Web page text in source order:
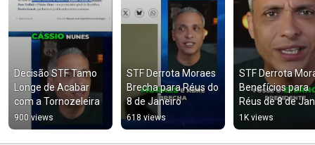
Decisão STF Tamo
Longe de Acabar
com a Tornozeleira
900 views
STF Derrota Moraes
Brecha para Réus do
8 de Janeiro
618 views
STF Derrota
Benefícios para
Réus de 8 de
1K views